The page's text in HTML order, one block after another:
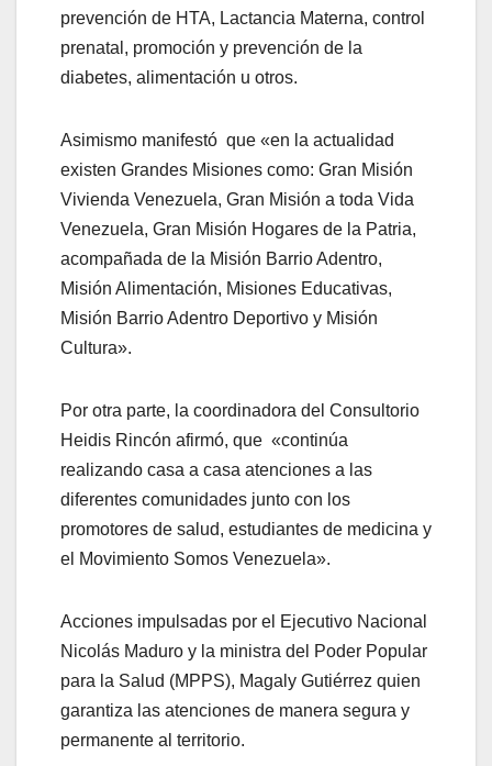
prevención de HTA, Lactancia Materna, control
prenatal, promoción y prevención de la
diabetes, alimentación u otros.
Asimismo manifestó que «en la actualidad
existen Grandes Misiones como: Gran Misión
Vivienda Venezuela, Gran Misión a toda Vida
Venezuela, Gran Misión Hogares de la Patria,
acompañada de la Misión Barrio Adentro,
Misión Alimentación, Misiones Educativas,
Misión Barrio Adentro Deportivo y Misión
Cultura».
Por otra parte, la coordinadora del Consultorio
Heidis Rincón afirmó, que «continúa
realizando casa a casa atenciones a las
diferentes comunidades junto con los
promotores de salud, estudiantes de medicina y
el Movimiento Somos Venezuela».
Acciones impulsadas por el Ejecutivo Nacional
Nicolás Maduro y la ministra del Poder Popular
para la Salud (MPPS), Magaly Gutiérrez quien
garantiza las atenciones de manera segura y
permanente al territorio.